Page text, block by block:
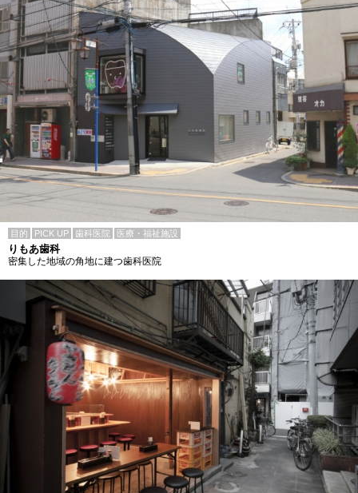
目的 PICK UP 歯科医院 医療・福祉施設
りもあ歯科
密集した地域の角地に建つ歯科医院